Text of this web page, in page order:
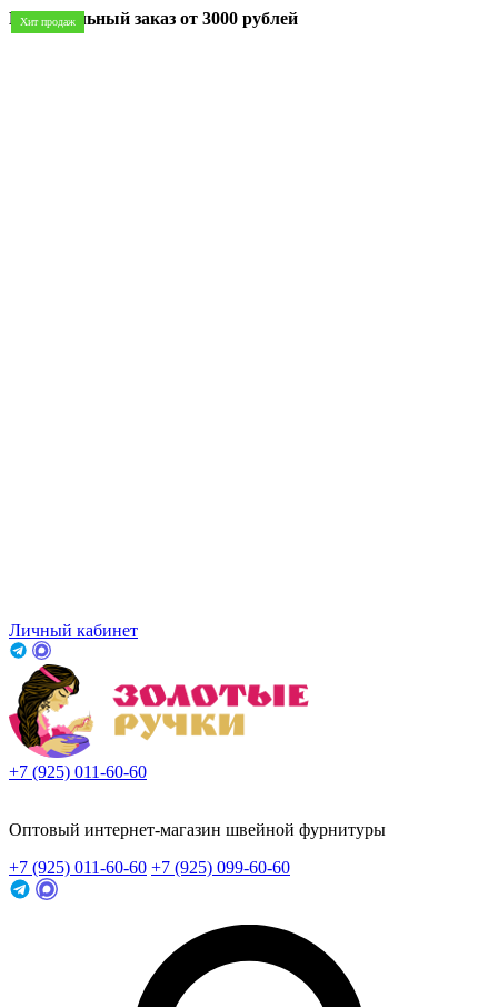
Минимальный заказ от 3000 рублей
Личный кабинет
+7 (925) 011-60-60
Оптовый интернет-магазин швейной фурнитуры
+7 (925) 011-60-60 +7 (925) 099-60-60
Хит продаж